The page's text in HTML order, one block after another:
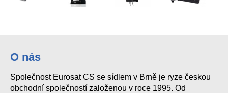
Yealink EXP40 rozšiřující modul
O nás
Společnost Eurosat CS se sídlem v Brně je ryze českou
obchodní společností založenou v roce 1995. Od